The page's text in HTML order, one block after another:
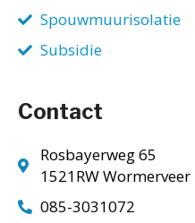
Spouwmuurisolatie
Subsidie
Contact
Rosbayerweg 65
1521RW Wormerveer
085-3031072